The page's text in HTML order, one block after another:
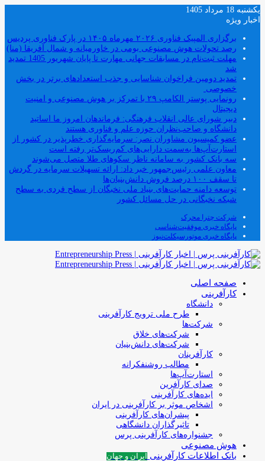
یکشنبه 18 مرداد 1405
اخبار ویژه
برگزاری المپیک فناوری ۲۰۲۶ مهرماه ۱۴۰۵ در پارک فناوری پردیس
رصد تحولات هوش مصنوعی بومی در خاورمیانه و شمال آفریقا (منا)
مهلت ثبت‌نام در مسابقات جهانی مهارت تا پایان شهریور 1405 تمدید
شد
تمدید دومین فراخوان شناسایی و جذب استعدادهای برتر در بخش
خصوصی
رونمایی پوستر الکامپ ۲۹ با تمرکز بر هوش مصنوعی و امنیت
دیجیتال
دبیر شورای عالی انقلاب فرهنگی: فرماندهان امروز ما اساتید
دانشگاه و صاحب‌نظران حوزه علم و فناوری هستند
عضو کمیسیون مشاوران نصر: سرمایه‌گذاری خطرپذیر در کشور از
استارت‌آپ‌ها به‌سمت دارایی‌های کم‌ریسک‌تر رفته است
سه بانک کشور به سامانه ناظر سکوهای طلا متصل می‌شوند
معاون علمی رئیس‌جمهور خبر داد: ارائه تسهیلات سرمایه در گردش
تا سقف ۱۰۰ درصد فروش دانش‌بنیان‌ها
توسعه دامنه حمایت‌های بنیاد ملی نخبگان از سطح فردی به سطح
شبکه نخبگانی در حل مسائل کشور
شرکت چترا محرک
پایگاه خبری موفقیت‌شناسی
پایگاه خبری موتورسیکلت‌نیوز
صفحه اصلی
کارآفرینی
دانشگاه
طرح ملی ترویج کارآفرینی
شرکت‌ها
شرکت‌های خلاق
شرکت‌های دانش‌بنیان
کارآفرینان
مطالب روشنفکرانه
استارت‌آپ‌ها
صدای کارآفرین
ایده‌های کارآفرینی
اشخاص موثر بر کارآفرینی در ایران
پیشران‌های کارآفرینی
تاثیرگذاران دانشگاهی
جشنواره‌های کارآفرینی‌ پرس
هوش مصنوعی
بانک اطلاعات کارآفرینی
ایران و جهان